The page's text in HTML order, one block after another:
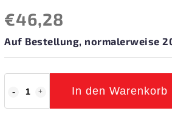
€46,28
Auf Bestellung, normalerweise
In den Warenkorb